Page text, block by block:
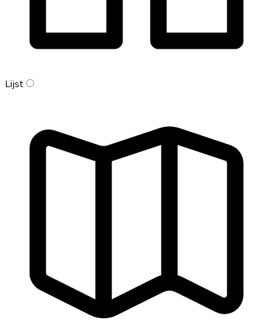
Lijst